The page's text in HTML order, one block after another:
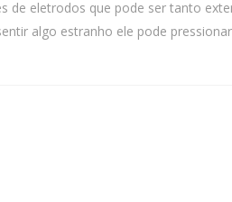
eletrodos que pode ser tanto
algo estranho ele pode